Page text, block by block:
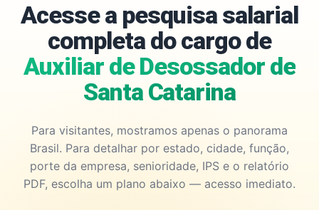
Acesse a pesquisa salarial
completa do cargo de
Auxiliar de Desossador de
Santa Catarina
Para visitantes, mostramos apenas o panorama
Brasil. Para detalhar por estado, cidade, função,
porte da empresa, senioridade, IPS e o relatório
PDF, escolha um plano abaixo — acesso imediato.